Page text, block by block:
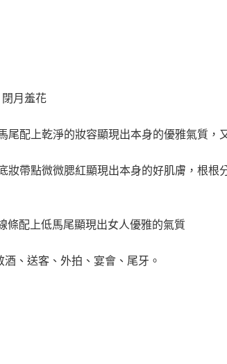
月羞花
尾配上乾淨的妝容顯現出本身的優雅氣質，
妝帶點微微腮紅顯現出本身的好肌膚，根根
條配上低馬尾顯現出女人優雅的氣質
、送客、外拍、宴會、尾牙。